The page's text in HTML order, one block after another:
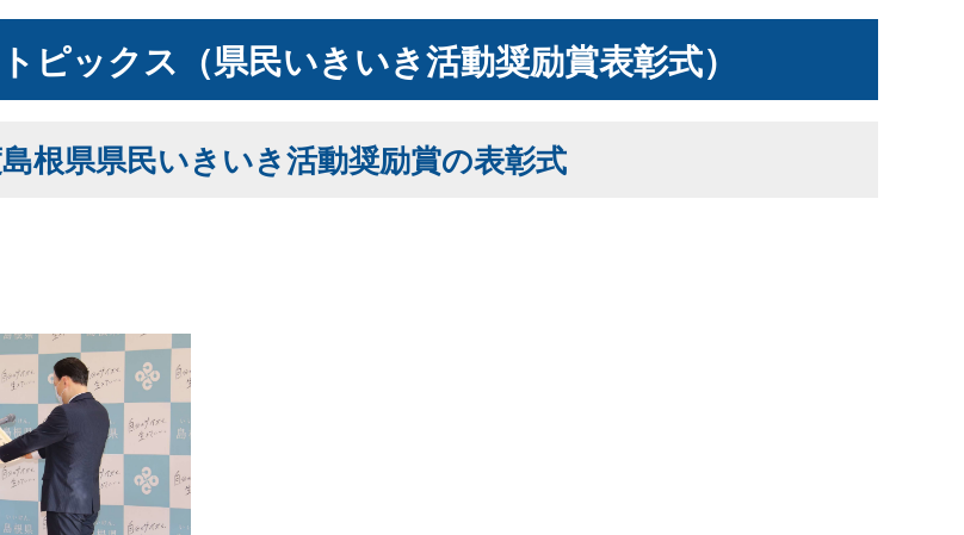
ピックス（県民いきいき活動奨励賞表彰式）
根県県民いきいき活動奨励賞の表彰式